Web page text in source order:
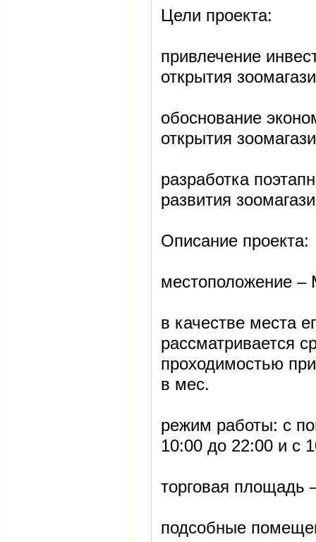
Цели проекта:
привлечение
открытия
обоснование
открытия
разработка
развития
Описание проекта:
местоположение –
в качестве места
рассматривается
проходимостью
в мес.
режим работы: с
10:00 до 22:00 и с
торговая площадь
подсобные